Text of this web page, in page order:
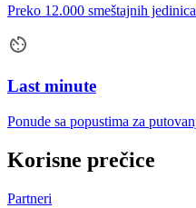
Preko 12.000 smeštajnih
Last minute
Ponude sa popustima za
Korisne prečice
Partneri